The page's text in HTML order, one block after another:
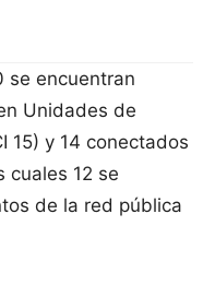
se encuentran
Unidades de
15) y 14 conectados
cuales 12 se
de la red pública